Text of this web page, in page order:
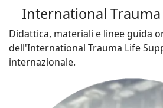
International
Didattica, materiali e linee guida
dell'International Trauma Life
internazionale.